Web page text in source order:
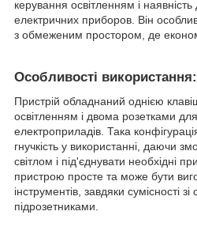
керування освітленням і
електричних приборов. Він
з обмеженим простором, де
Особливості використання:
Пристрій обладнаний однією
освітленням і двома розетками
електроприладів. Така
гнучкість у використанні, даючи
світлом і під'єднувати необхідні
пристрою просте та може бути
інструментів, завдяки сумісності
підрозетниками.